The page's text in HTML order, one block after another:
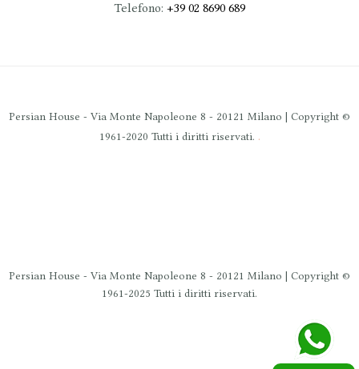
Telefono: +39 02 8690 689
Persian House - Via Monte Napoleone 8 - 20121 Milano | Copyright ©
1961-2020 Tutti i diritti riservati. .
Persian House - Via Monte Napoleone 8 - 20121 Milano | Copyright ©
1961-2025 Tutti i diritti riservati.